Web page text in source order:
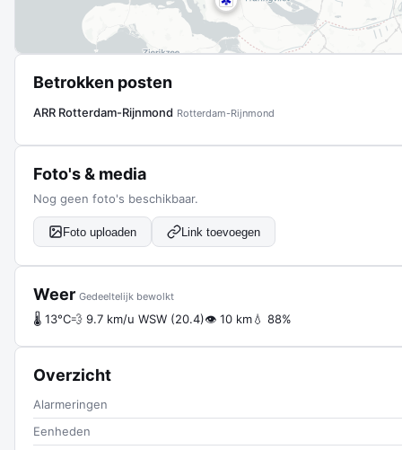
Betrokken posten
ARR Rotterdam-Rijnmond Rotterdam-Rijnmond
Foto's & media
Nog geen foto's beschikbaar.
Foto uploaden Link toevoegen
Weer Gedeeltelijk bewolkt
🌡 13°C💨 9.7 km/u WSW (20.4)👁 10 km💧 88%
Overzicht
Alarmeringen
Eenheden